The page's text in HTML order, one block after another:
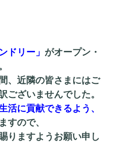
ドリー」 がオープン・
、近隣の皆さまにはご
ございませんでした。
活に貢献できるよう、
すので、
りますようお願い申し